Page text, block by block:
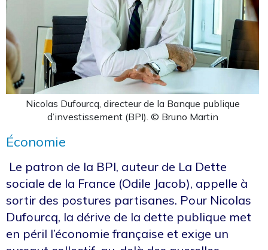
Nicolas Dufourcq, directeur de la Banque publique
d’investissement (BPI). © Bruno Martin
Économie
Le patron de la BPI, auteur de La Dette
sociale de la France (Odile Jacob), appelle à
sortir des postures partisanes. Pour Nicolas
Dufourcq, la dérive de la dette publique met
en péril l’économie française et exige un